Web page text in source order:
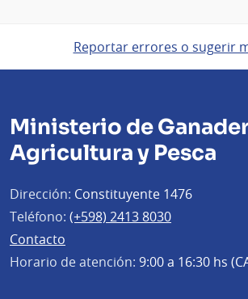
Reportar errores o sugerir
Ministerio de
Agricultura y Pesca
Dirección: Constituyente 1476
Teléfono: (+598) 2413 8030
Contacto
Horario de atención: 9:00 a 16:30 hs